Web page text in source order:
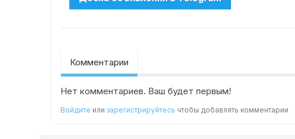
Комментарии
Нет комментариев. Ваш будет первым!
Войдите илизарегистрируйтесь чтобы добавлять комментарии